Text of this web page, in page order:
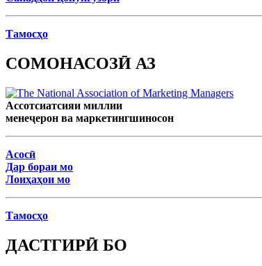
Тамосҳо
СОМОНАСОЗӢ АЗ
Ассотсиатсияи миллии
менеҷерон ва маркетингшиносон
Асосӣ
Дар бораи мо
Лоиҳаҳои мо
Тамосҳо
ДАСТГИРӢ БО